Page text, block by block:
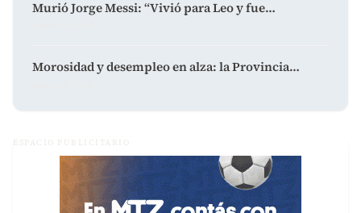
Murió Jorge Messi: “Vivió para Leo y fue…
Morosidad y desempleo en alza: la Provincia…
ESPACIO PUBLICITARIO